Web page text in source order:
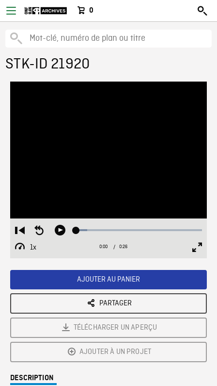
0
STK-ID 21920
Restart
from
beginning
Seek
Play Loaded:
1x
Playback
Current
0:00 / Duration
0:26
AJOUTER AU PANIER
PARTAGER
TÉLÉCHARGER UN APERÇU
AJOUTER À UN PROJET
DESCRIPTION